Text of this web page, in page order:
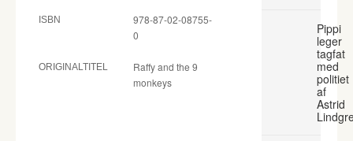
ISBN
978-87-02-08755-
0
ORIGINALTITEL
Raffy and the 9
monkeys
Pippi
leger
tagfat
med
politiet
af
Astrid